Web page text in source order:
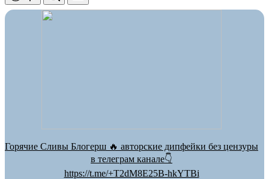
Горячие Сливы Блогерш 🔥 авторские дипфейки без цензуры
в телеграм канале👇
https://t.me/+T2dM8E25B-hkYTBi